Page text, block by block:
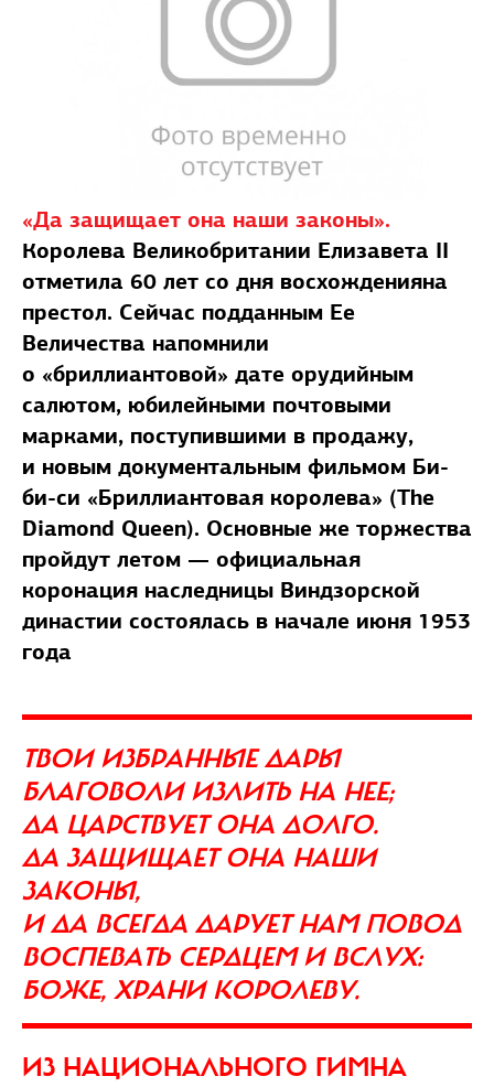
«Да защищает она наши законы».
Королева Великобритании Елизавета II
отметила 60 лет со дня восхожденияна
престол. Сейчас подданным Ее
Величества напомнили
о «бриллиантовой» дате орудийным
салютом, юбилейными почтовыми
марками, поступившими в продажу,
и новым документальным фильмом Би-
би-си «Бриллиантовая королева» (The
Diamond Queen). Основные же торжества
пройдут летом — официальная
коронация наследницы Виндзорской
династии состоялась в начале июня 1953
года
ТВОИ ИЗБРАННЫЕ ДАРЫ
БЛАГОВОЛИ ИЗЛИТЬ НА НЕЕ;
ДА ЦАРСТВУЕТ ОНА ДОЛГО.
ДА ЗАЩИЩАЕТ ОНА НАШИ
ЗАКОНЫ,
И ДА ВСЕГДА ДАРУЕТ НАМ ПОВОД
ВОСПЕВАТЬ СЕРДЦЕМ И ВСЛУХ:
БОЖЕ, ХРАНИ КОРОЛЕВУ.
ИЗ НАЦИОНАЛЬНОГО ГИМНА